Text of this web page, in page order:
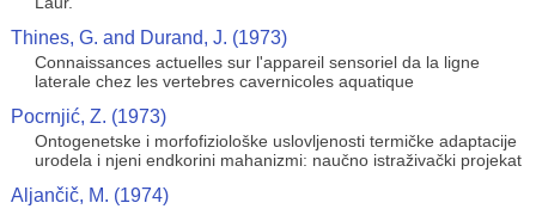
Thines, G. and Durand, J. (1973)
Connaissances actuelles sur l'appareil sensoriel da la ligne
laterale chez les vertebres cavernicoles aquatique
Pocrnjić, Z. (1973)
Ontogenetske i morfofiziološke uslovljenosti termičke adaptacije
urodela i njeni endkorini mahanizmi: naučno istraživački projekat
Aljančič, M. (1974)